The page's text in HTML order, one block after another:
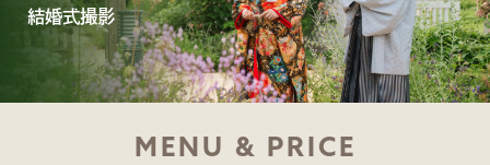
結婚式撮影
MENU & PRICE